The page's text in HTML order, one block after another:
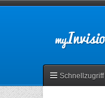
Schnellzugriff